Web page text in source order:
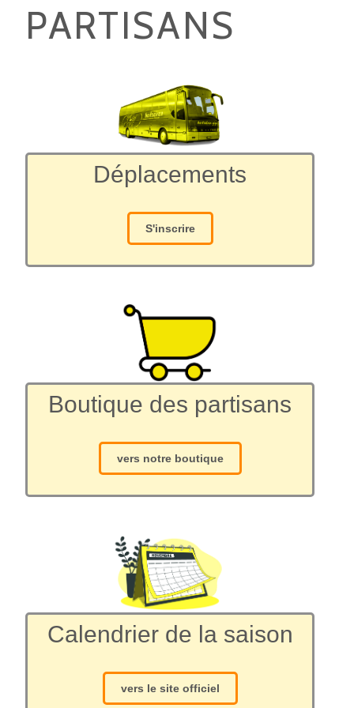
PARTISANS
Déplacements
S'inscrire
Boutique des partisans
vers notre boutique
Calendrier de la saison
vers le site officiel